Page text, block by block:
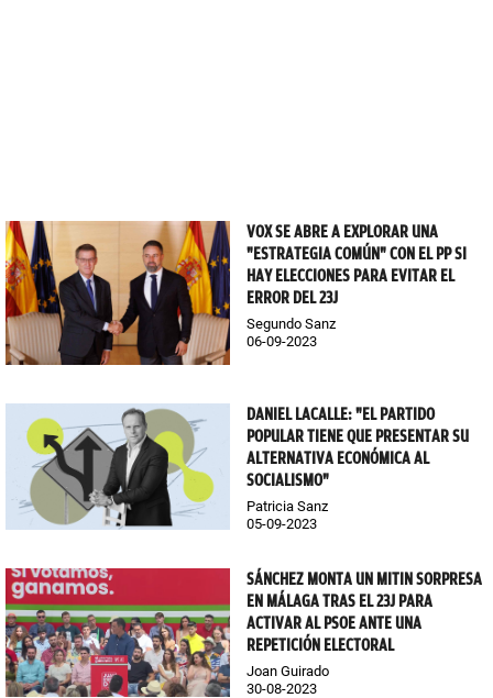
VOX SE ABRE A EXPLORAR UNA
"ESTRATEGIA COMÚN" CON EL PP SI
HAY ELECCIONES PARA EVITAR EL
ERROR DEL 23J
Segundo Sanz
06-09-2023
DANIEL LACALLE: "EL PARTIDO
POPULAR TIENE QUE PRESENTAR SU
ALTERNATIVA ECONÓMICA AL
SOCIALISMO"
Patricia Sanz
05-09-2023
SÁNCHEZ MONTA UN MITIN SORPRESA
EN MÁLAGA TRAS EL 23J PARA
ACTIVAR AL PSOE ANTE UNA
REPETICIÓN ELECTORAL
Joan Guirado
30-08-2023